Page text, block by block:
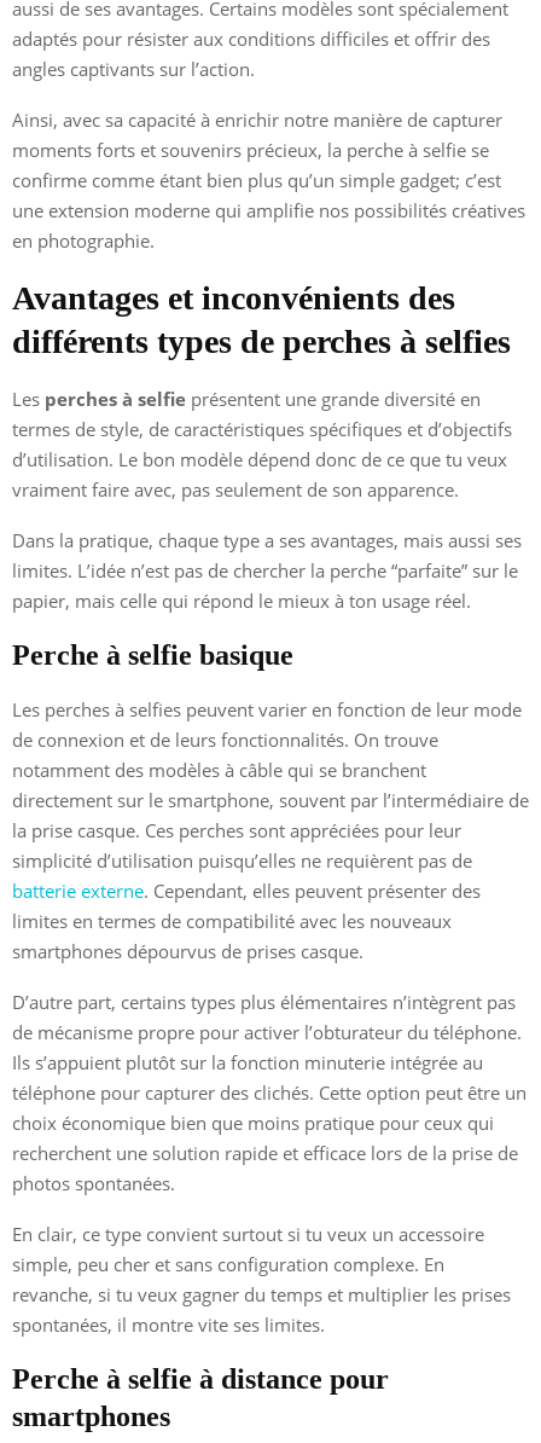
aussi de ses avantages. Certains modèles sont spécialement
adaptés pour résister aux conditions difficiles et offrir des
angles captivants sur l’action.
Ainsi, avec sa capacité à enrichir notre manière de capturer
moments forts et souvenirs précieux, la perche à selfie se
confirme comme étant bien plus qu’un simple gadget; c’est
une extension moderne qui amplifie nos possibilités créatives
en photographie.
Avantages et inconvénients des
différents types de perches à selfies
Les perches à selfie présentent une grande diversité en
termes de style, de caractéristiques spécifiques et d’objectifs
d’utilisation. Le bon modèle dépend donc de ce que tu veux
vraiment faire avec, pas seulement de son apparence.
Dans la pratique, chaque type a ses avantages, mais aussi ses
limites. L’idée n’est pas de chercher la perche “parfaite” sur le
papier, mais celle qui répond le mieux à ton usage réel.
Perche à selfie basique
Les perches à selfies peuvent varier en fonction de leur mode
de connexion et de leurs fonctionnalités. On trouve
notamment des modèles à câble qui se branchent
directement sur le smartphone, souvent par l’intermédiaire de
la prise casque. Ces perches sont appréciées pour leur
simplicité d’utilisation puisqu’elles ne requièrent pas de
batterie externe. Cependant, elles peuvent présenter des
limites en termes de compatibilité avec les nouveaux
smartphones dépourvus de prises casque.
D’autre part, certains types plus élémentaires n’intègrent pas
de mécanisme propre pour activer l’obturateur du téléphone.
Ils s’appuient plutôt sur la fonction minuterie intégrée au
téléphone pour capturer des clichés. Cette option peut être un
choix économique bien que moins pratique pour ceux qui
recherchent une solution rapide et efficace lors de la prise de
photos spontanées.
En clair, ce type convient surtout si tu veux un accessoire
simple, peu cher et sans configuration complexe. En
revanche, si tu veux gagner du temps et multiplier les prises
spontanées, il montre vite ses limites.
Perche à selfie à distance pour
smartphones